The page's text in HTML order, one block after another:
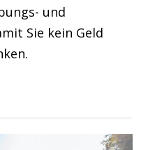
und
Sie kein Geld